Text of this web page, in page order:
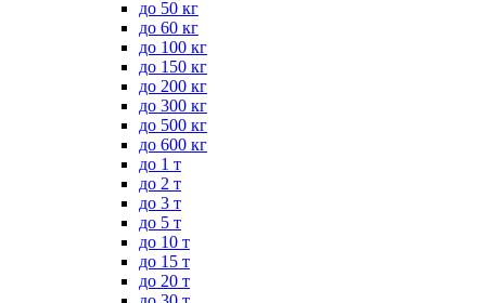
до 50 кг
до 60 кг
до 100 кг
до 150 кг
до 200 кг
до 300 кг
до 500 кг
до 600 кг
до 1 т
до 2 т
до 3 т
до 5 т
до 10 т
до 15 т
до 20 т